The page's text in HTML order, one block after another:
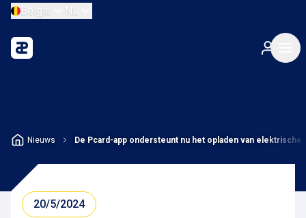
België NL
Nieuws De Pcard-app ondersteunt nu het opladen van elektrische
20/5/2024